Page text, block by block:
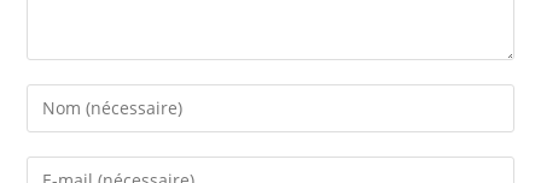
Enter
your
name
Enter